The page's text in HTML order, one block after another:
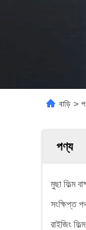
বাড়ি >
পণ্য
মুছা ফিল্ম
সংক্ষিপ্ত
রাইজিং